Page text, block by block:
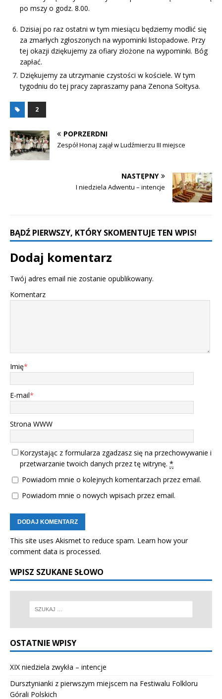
po mszy o godz. 8.00.
Dzisiaj po raz ostatni w tym miesiącu będziemy modlić się
za zmarłych zgłoszonych na wypominki listopadowe. Przy
tej okazji dziękujemy za ofiary złożone na wypominki. Bóg
zapłać.
Dziękujemy za utrzymanie czystości w kościele. W tym
tygodniu do tej pracy zapraszamy pana Zenona Sołtysa.
2
POPRZERDNI
Zespół Honaj zajął w Ludźmierzu III miejsce
NASTĘPNY
I niedziela Adwentu – intencje
BĄDŹ PIERWSZY, KTÓRY SKOMENTUJE TEN WPIS!
Dodaj komentarz
Twój adres email nie zostanie opublikowany.
Komentarz
Imię*
E-mail*
Strona WWW
Korzystając z formularza zgadzasz się na przechowywanie i
przetwarzanie twoich danych przez tę witrynę. *
Powiadom mnie o kolejnych komentarzach przez email.
Powiadom mnie o nowych wpisach przez email.
This site uses Akismet to reduce spam. Learn how your
comment data is processed.
WPISZ SZUKANE SŁOWO
OSTATNIE WPISY
XIX niedziela zwykła – intencje
Dursztynianki z pierwszym miejscem na Festiwalu Folkloru
Górali Polskich